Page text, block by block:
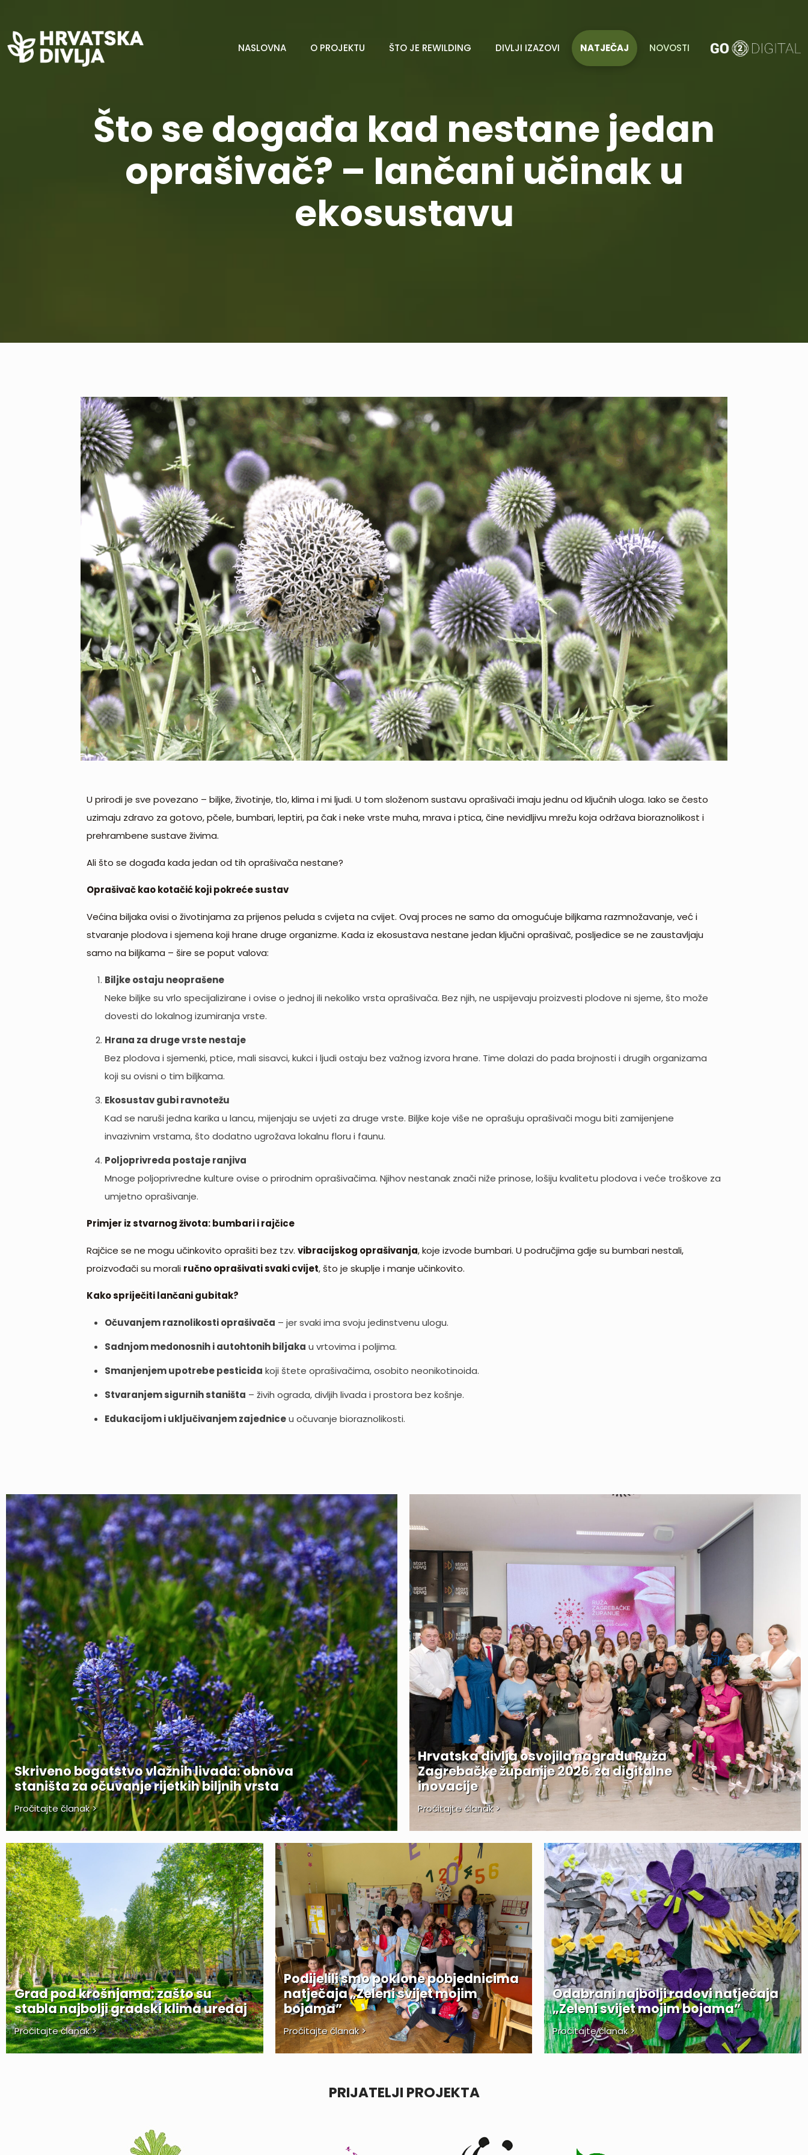
NASLOVNA O PROJEKTU ŠTO JE REWILDING DIVLJI IZAZOVI NATJEČAJ NOVOSTI
Što se događa kad nestane jedan
oprašivač? – lančani učinak u
ekosustavu
U prirodi je sve povezano – biljke, životinje, tlo, klima i mi ljudi. U tom složenom sustavu oprašivači imaju jednu od ključnih uloga. Iako se često
uzimaju zdravo za gotovo, pčele, bumbari, leptiri, pa čak i neke vrste muha, mrava i ptica, čine nevidljivu mrežu koja održava bioraznolikost i
prehrambene sustave živima.
Ali što se događa kada jedan od tih oprašivača nestane?
Oprašivač kao kotačić koji pokreće sustav
Većina biljaka ovisi o životinjama za prijenos peluda s cvijeta na cvijet. Ovaj proces ne samo da omogućuje biljkama razmnožavanje, već i
stvaranje plodova i sjemena koji hrane druge organizme. Kada iz ekosustava nestane jedan ključni oprašivač, posljedice se ne zaustavljaju
samo na biljkama – šire se poput valova:
Biljke ostaju neoprašene
Neke biljke su vrlo specijalizirane i ovise o jednoj ili nekoliko vrsta oprašivača. Bez njih, ne uspijevaju proizvesti plodove ni sjeme, što može
dovesti do lokalnog izumiranja vrste.
Hrana za druge vrste nestaje
Bez plodova i sjemenki, ptice, mali sisavci, kukci i ljudi ostaju bez važnog izvora hrane. Time dolazi do pada brojnosti i drugih organizama
koji su ovisni o tim biljkama.
Ekosustav gubi ravnotežu
Kad se naruši jedna karika u lancu, mijenjaju se uvjeti za druge vrste. Biljke koje više ne oprašuju oprašivači mogu biti zamijenjene
invazivnim vrstama, što dodatno ugrožava lokalnu floru i faunu.
Poljoprivreda postaje ranjiva
Mnoge poljoprivredne kulture ovise o prirodnim oprašivačima. Njihov nestanak znači niže prinose, lošiju kvalitetu plodova i veće troškove za
umjetno oprašivanje.
Primjer iz stvarnog života: bumbari i rajčice
Rajčice se ne mogu učinkovito oprašiti bez tzv. vibracijskog oprašivanja, koje izvode bumbari. U područjima gdje su bumbari nestali,
proizvođači su morali ručno oprašivati svaki cvijet, što je skuplje i manje učinkovito.
Kako spriječiti lančani gubitak?
Očuvanjem raznolikosti oprašivača – jer svaki ima svoju jedinstvenu ulogu.
Sadnjom medonosnih i autohtonih biljaka u vrtovima i poljima.
Smanjenjem upotrebe pesticida koji štete oprašivačima, osobito neonikotinoida.
Stvaranjem sigurnih staništa – živih ograda, divljih livada i prostora bez košnje.
Edukacijom i uključivanjem zajedniceu očuvanje bioraznolikosti.
Pročitajte članak >
Skriveno bogatstvo vlažnih livada: obnova
staništa za očuvanje rijetkih biljnih vrsta
Pročitajte članak >
Hrvatska divlja osvojila nagradu Ruža
Zagrebačke županije 2026. za digitalne
inovacije
Pročitajte članak >
Grad pod krošnjama: zašto su
stabla najbolji gradski klima uređaj
Pročitajte članak >
Podijelili smo poklone pobjednicima
natječaja „Zeleni svijet mojim
bojama”
Pročitajte članak >
Odabrani najbolji radovi natječaja
„Zeleni svijet mojim bojama”
PRIJATELJI PROJEKTA